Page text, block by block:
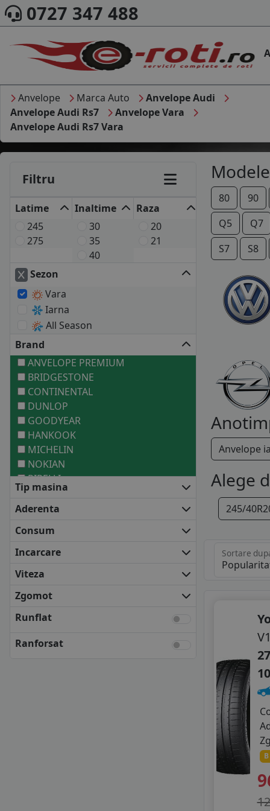
0727 347 488
Anvelope Marca Auto
Anvelope Audi
Anvelope Audi Rs7
Anvelope Vara
Anvelope Audi Rs7 Vara
Filtru
Latime
245
275
Inaltime
30
35
40
Raza
20
21
Sezon
Vara
Iarna
All Season
Brand
ANVELOPE PREMIUM
BRIDGESTONE
CONTINENTAL
DUNLOP
GOODYEAR
HANKOOK
MICHELIN
NOKIAN
PIRELLI
ANVELOPE MEDII
BARUM
FIRESTONE
FULDA
KUMHO
MATADOR
UNIROYAL
VREDESTEIN
Tip masina
Aderenta
Consum
Incarcare
Viteza
Zgomot
Runflat
Ranforsat
80 90
Q5
Q7
S7
S8
Anvelope
Alege
245/
Sortare
B